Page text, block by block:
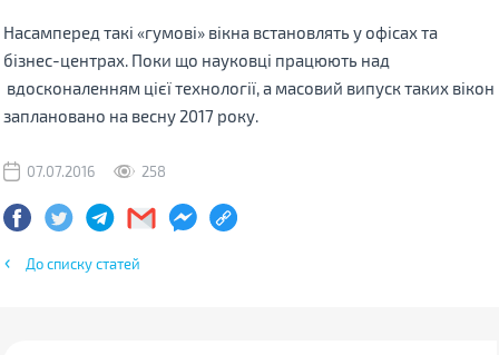
Насамперед такі «гумові» вікна встановлять у офісах та
бізнес-центрах. Поки що науковці працюють над
вдосконаленням цієї технології, а масовий випуск таких вікон
заплановано на весну 2017 року.
07.07.2016 258
До списку статей